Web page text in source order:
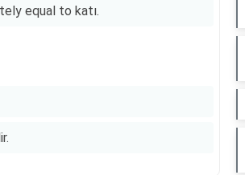
equal to katı.